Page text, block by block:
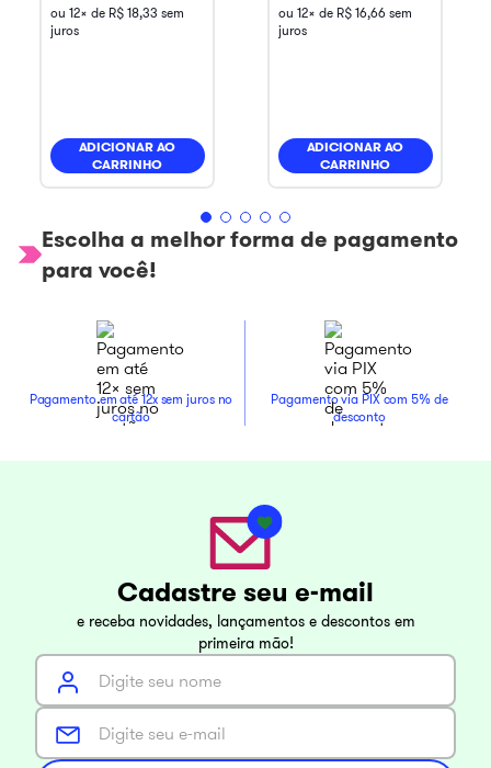
ou 12x de R$ 18,33 sem
juros
ADICIONAR AO
CARRINHO
ou 12x de R$ 16,66 sem
juros
ADICIONAR AO
CARRINHO
Escolha a melhor forma de pagamento
para você!
Pagamento em até 12x sem juros no
cartão
Pagamento via PIX com 5% de
desconto
Cadastre seu e-mail
e receba novidades, lançamentos e descontos em
primeira mão!